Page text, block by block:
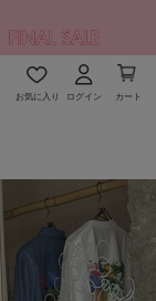
お気に入り ログイン カート